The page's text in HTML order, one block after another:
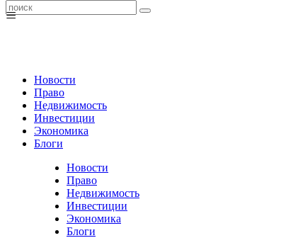
≡
Новости
Право
Недвижимость
Инвестиции
Экономика
Блоги
Новости
Право
Недвижимость
Инвестиции
Экономика
Блоги